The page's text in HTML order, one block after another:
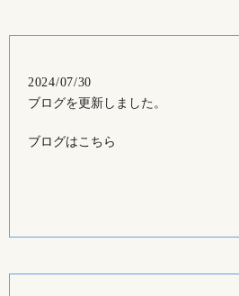
2024/07/30
ブログを更新しました。
ブログはこちら